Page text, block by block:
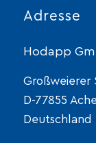
Adresse
Hodapp
Großweierer
D-77855
Deutschland